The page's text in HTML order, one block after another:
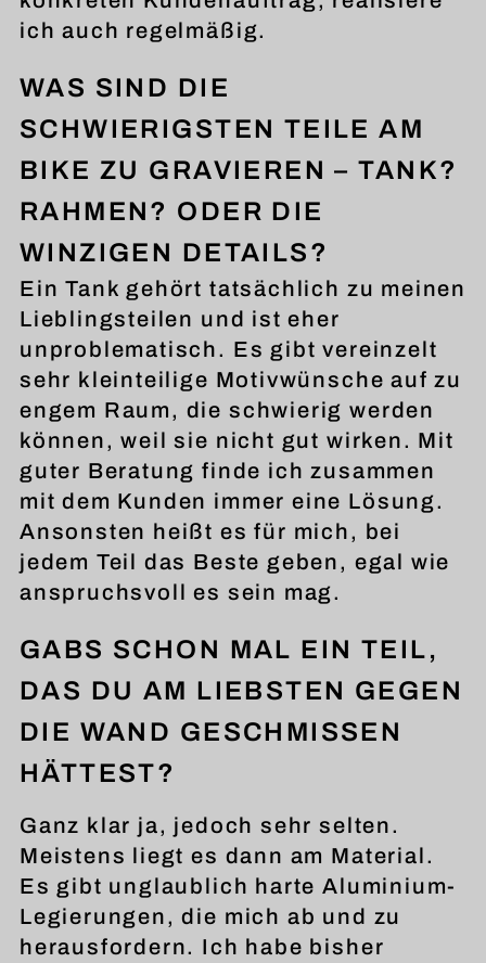
ich auch regelmäßig.
WAS SIND DIE
SCHWIERIGSTEN TEILE AM
BIKE ZU GRAVIEREN – TANK?
RAHMEN? ODER DIE
WINZIGEN DETAILS?
Ein Tank gehört tatsächlich zu meinen
Lieblingsteilen und ist eher
unproblematisch. Es gibt vereinzelt
sehr kleinteilige Motivwünsche auf zu
engem Raum, die schwierig werden
können, weil sie nicht gut wirken. Mit
guter Beratung finde ich zusammen
mit dem Kunden immer eine Lösung.
Ansonsten heißt es für mich, bei
jedem Teil das Beste geben, egal wie
anspruchsvoll es sein mag.
GABS SCHON MAL EIN TEIL,
DAS DU AM LIEBSTEN GEGEN
DIE WAND GESCHMISSEN
HÄTTEST?
Ganz klar ja, jedoch sehr selten.
Meistens liegt es dann am Material.
Es gibt unglaublich harte Aluminium-
Legierungen, die mich ab und zu
herausfordern. Ich habe bisher